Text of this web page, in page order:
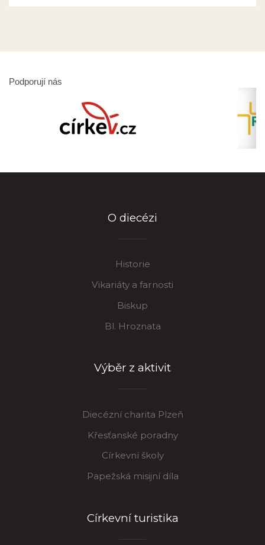
Podporují nás
O diecézi
Historie
Vikariáty a farnosti
Biskup
Bl. Hroznata
Výběr z aktivit
Diecézní charita Plzeň
Křesťanské poradny
Církevní školy
Papežská misijní díla
Církevní turistika